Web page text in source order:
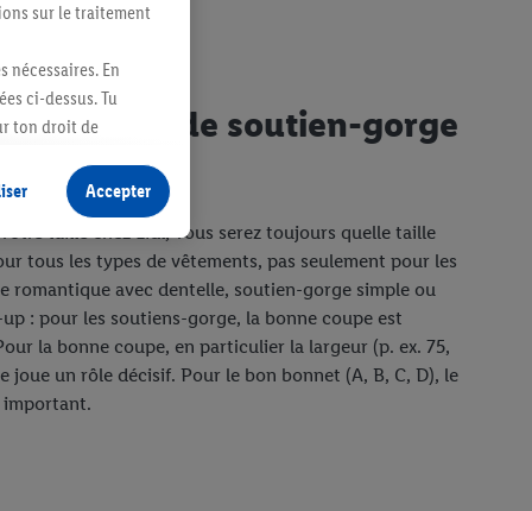
sa taille de soutien-gorge
taille chez Lidl, vous serez toujours quelle taille
tous les types de vêtements, pas seulement pour les
romantique avec dentelle, soutien-gorge simple ou
: pour les soutiens-gorge, la bonne coupe est
la bonne coupe, en particulier la largeur (p. ex. 75,
joue un rôle décisif. Pour le bon bonnet (A, B, C, D), le
important.
sur le traitement
En
ci-dessus. Tu
ton droit de
Accepter